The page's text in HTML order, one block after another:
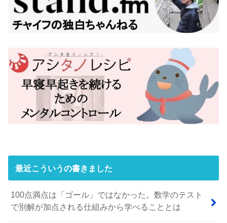
最近こういうの書きました
100点満点は「ゴール」ではなかった。数学のテスト
で別解が加点される仕組みから学べることとは